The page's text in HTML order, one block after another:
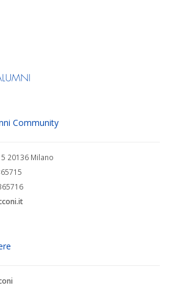
Community
20136 Milano